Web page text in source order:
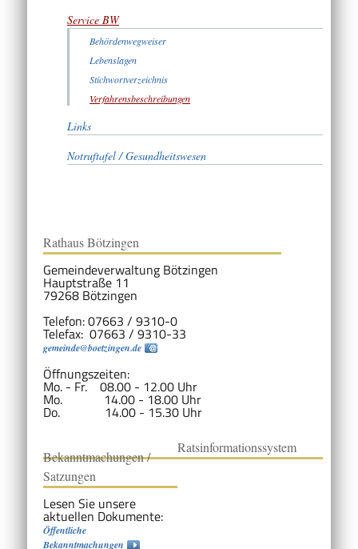
Service BW
Behördenwegweiser
Lebenslagen
Stichwortverzeichnis
Verfahrensbeschreibungen
Links
Notruftafel / Gesundheitswesen
Rathaus Bötzingen
Gemeindeverwaltung Bötzingen
Hauptstraße 11
79268 Bötzingen
Telefon: 07663 / 9310-0
Telefax: 07663 / 9310-33
gemeinde@boetzingen.de
Öffnungszeiten:
Mo. - Fr. 08.00 - 12.00 Uhr
Mo. 14.00 - 18.00 Uhr
Do. 14.00 - 15.30 Uhr
Bekanntmachungen /
Satzungen
Lesen Sie unsere
aktuellen Dokumente:
Öffentliche
Bekanntmachungen
Ratsinformationssystem